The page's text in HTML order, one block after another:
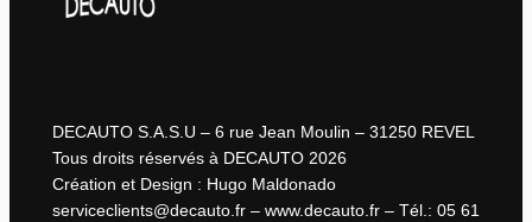
DECAUTO S.A.S.U – 6 rue Jean Moulin – 31250 REVEL
Tous droits réservés à DECAUTO 2026
Création et Design : Hugo Maldonado
serviceclients@decauto.fr – www.decauto.fr – Tél.: 05 61